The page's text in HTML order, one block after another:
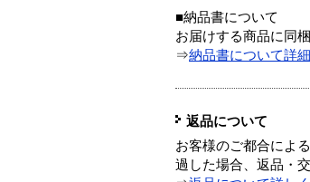
■納品書について
お届けする商品に同梱
⇒納品書について詳
返品について
お客様のご都合によ
過した場合、返品・